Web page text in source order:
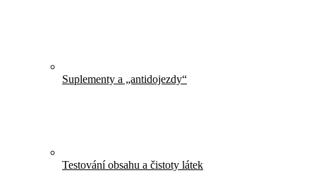
Suplementy a „antidojezdy“
Testování obsahu a čistoty látek